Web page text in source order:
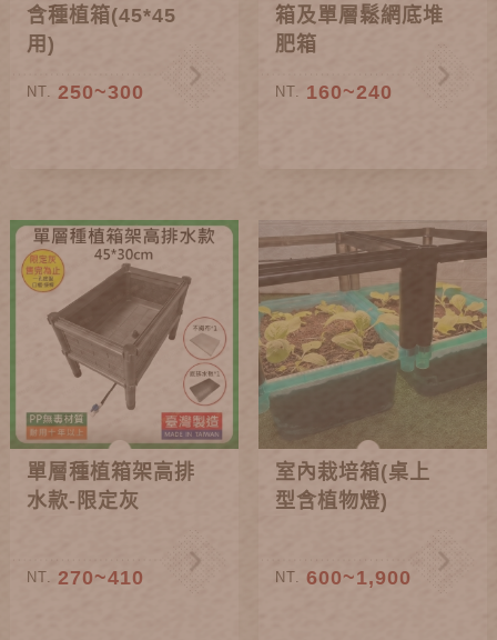
含種植箱(45*45
用)
NT. 250~300
箱及單層鬆網底堆
肥箱
NT. 160~240
單層種植箱架高排
水款-限定灰
NT. 270~410
室內栽培箱(桌上
型含植物燈)
NT. 600~1,900